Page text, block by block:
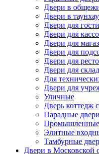
Двери в
Двери в
Двери для
Двери для
Двери для
Двери для
Двери для
Двери для
Для
Двери для
Уличные
Дверь коттедж
Парадные двери
Промышленные
Элитные
Тамбурные
Двери в Московской